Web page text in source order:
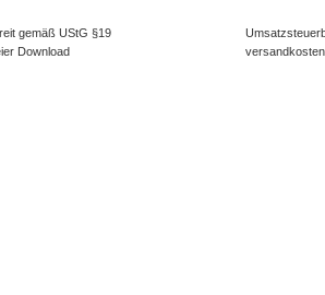
gemäß UStG §19
Download